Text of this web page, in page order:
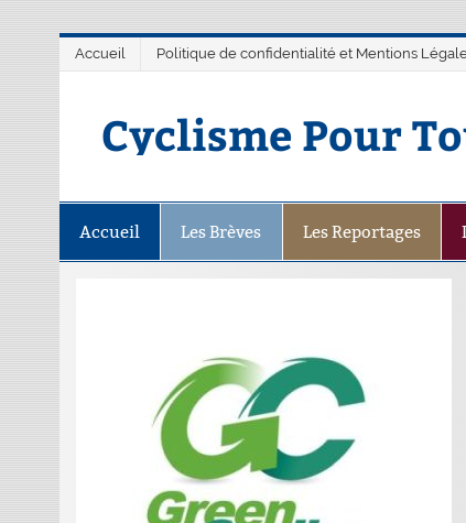
Accueil Politique de confidentialité et Mentions
Cyclisme Pour
Accueil Les Brèves Les Reportages